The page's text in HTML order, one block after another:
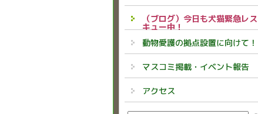
（ブログ）今日も犬猫緊急レス
キュー中！
動物愛護の拠点設置に向けて！
マスコミ掲載・イベント報告
アクセス